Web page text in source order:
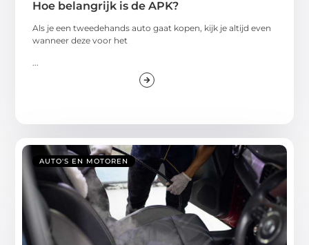
Hoe belangrijk is de APK?
Als je een tweedehands auto gaat kopen, kijk je altijd even
wanneer deze voor het
...
AUTO'S EN MOTOREN